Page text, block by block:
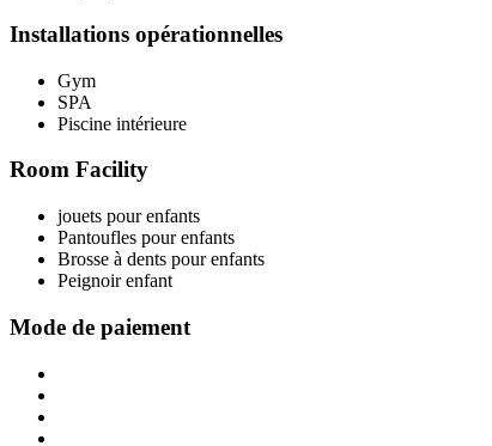
Installations opérationnelles
Gym
SPA
Piscine intérieure
Room Facility
jouets pour enfants
Pantoufles pour enfants
Brosse à dents pour enfants
Peignoir enfant
Mode de paiement